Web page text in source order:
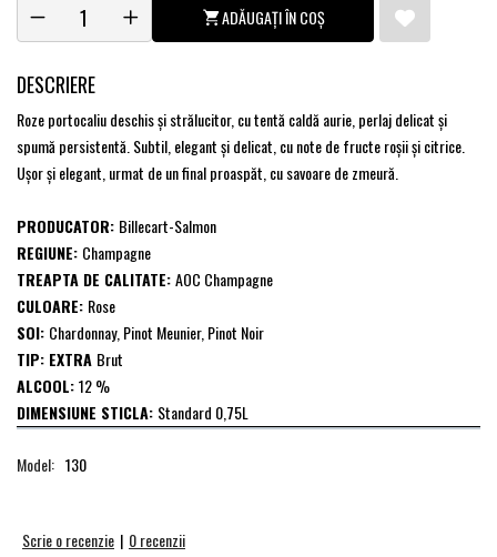
ADĂUGAȚI ÎN COȘ
DESCRIERE
Roze portocaliu deschis și strălucitor, cu tentă caldă aurie, perlaj delicat și
spumă persistentă. Subtil, elegant și delicat, cu note de fructe roșii și citrice.
Uşor şi elegant, urmat de un final proaspăt, cu savoare de zmeură.
PRODUCATOR: Billecart-Salmon
REGIUNE: Champagne
TREAPTA DE CALITATE:AOC Champagne
CULOARE: Rose
SOI: Chardonnay, Pinot Meunier, Pinot Noir
TIP: EXTRA Brut
ALCOOL:12 %
DIMENSIUNE STICLA: Standard 0,75L
Model: 130
Scrie o recenzie | 0 recenzii